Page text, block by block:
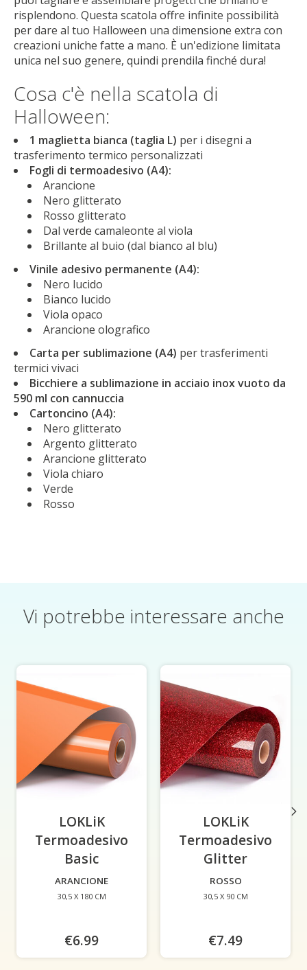
risplendono. Questa scatola offre infinite possibilità
per dare al tuo Halloween una dimensione extra con
creazioni uniche fatte a mano. È un'edizione limitata
unica nel suo genere, quindi prendila finché dura!
Cosa c'è nella scatola di
Halloween:
1 maglietta bianca (taglia L) per i disegni a
trasferimento termico personalizzati
Fogli di termoadesivo (A4):
Arancione
Nero glitterato
Rosso glitterato
Dal verde camaleonte al viola
Brillante al buio (dal bianco al blu)
Vinile adesivo permanente (A4):
Nero lucido
Bianco lucido
Viola opaco
Arancione olografico
Carta per sublimazione (A4) per trasferimenti
termici vivaci
Bicchiere a sublimazione in acciaio inox vuoto da
590 ml con cannuccia
Cartoncino (A4):
Nero glitterato
Argento glitterato
Arancione glitterato
Viola chiaro
Verde
Rosso
Vi potrebbe interessare anche
LOKLiK
Termoadesivo
Basic
ARANCIONE
30,5 X 180 CM
€6.99
LOKLiK
Termoadesivo
Glitter
ROSSO
30,5 X 90 CM
€7.49